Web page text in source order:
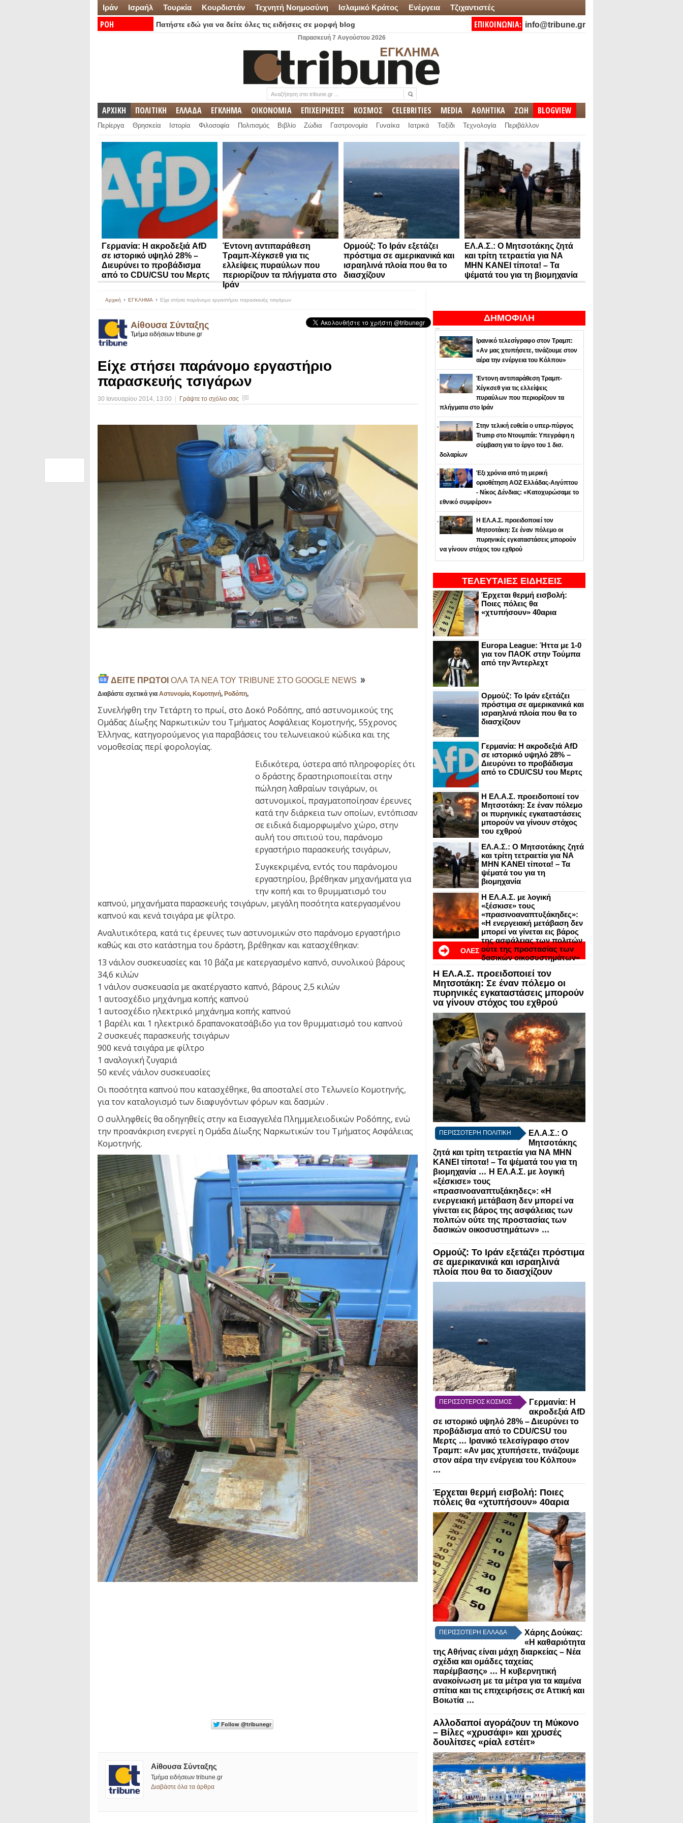
Ιράν Ισραήλ Τουρκία Κουρδιστάν Τεχνητή Νοημοσύνη Ισλαμικό Κράτος Ενέργεια Τζιχαντιστές
ΡΟΗ
Πατήστε εδώ για να δείτε όλες τις ειδήσεις σε μορφή blog ΕΠΙΚΟΙΝΩΝΙΑ: info@tribune.gr
Παρασκευή 7 Αυγούστου 2026
ΑΡΧΙΚΗ ΠΟΛΙΤΙΚΗ ΕΛΛΑΔΑ ΕΓΚΛΗΜΑ ΟΙΚΟΝΟΜΙΑ ΕΠΙΧΕΙΡΗΣΕΙΣ ΚΟΣΜΟΣ CELEBRITIES MEDIA ΑΘΛΗΤΙΚΑ ΖΩΗ BLOGVIEW
Περίεργα Θρησκεία Ιστορία Φιλοσοφία Πολιτισμός Βιβλίο Ζώδια Γαστρονομία Γυναίκα Ιατρικά Ταξίδι Τεχνολογία Περιβάλλον
Γερμανία: Η ακροδεξιά AfD
σε ιστορικό υψηλό 28% –
Διευρύνει το προβάδισμα
από το CDU/CSU του Μερτς
Έντονη αντιπαράθεση
Τραμπ-Χέγκσεθ για τις
ελλείψεις πυραύλων που
περιορίζουν τα πλήγματα στο
Ιράν
Ορμούζ: Το Ιράν εξετάζει
πρόστιμα σε αμερικανικά και
ισραηλινά πλοία που θα το
διασχίζουν
ΕΛ.Α.Σ.: Ο Μητσοτάκης ζητά
και τρίτη τετραετία για ΝΑ
ΜΗΝ ΚΑΝΕΙ τίποτα! – Τα
ψέματά του για τη βιομηχανία
ΔΗΜΟΦΙΛΗ
Ιρανικό τελεσίγραφο στον Τραμπ:
«Αν μας χτυπήσετε, τινάζουμε στον
αέρα την ενέργεια του Κόλπου»
Έντονη αντιπαράθεση Τραμπ-
Χέγκσεθ για τις ελλείψεις
πυραύλων που περιορίζουν τα
πλήγματα στο Ιράν
Στην τελική ευθεία ο υπερ-πύργος
Trump στο Ντουμπάι: Υπεγράφη η
σύμβαση για το έργο του 1 δισ.
δολαρίων
Έξι χρόνια από τη μερική
οριοθέτηση ΑΟΖ Ελλάδας-Αιγύπτου
- Νίκος Δένδιας: «Κατοχυρώσαμε το
εθνικό συμφέρον»
Η ΕΛ.Α.Σ. προειδοποιεί τον
Μητσοτάκη: Σε έναν πόλεμο οι
πυρηνικές εγκαταστάσεις μπορούν
να γίνουν στόχος του εχθρού
ΤΕΛΕΥΤΑΙΕΣ ΕΙΔΗΣΕΙΣ
Έρχεται θερμή εισβολή:
Ποιες πόλεις θα
«χτυπήσουν» 40αρια
Europa League: Ήττα με 1-0
για τον ΠΑΟΚ στην Τούμπα
από την Άντερλεχτ
Ορμούζ: Το Ιράν εξετάζει
πρόστιμα σε αμερικανικά και
ισραηλινά πλοία που θα το
διασχίζουν
Γερμανία: Η ακροδεξιά AfD
σε ιστορικό υψηλό 28% –
Διευρύνει το προβάδισμα
από το CDU/CSU του Μερτς
Η ΕΛ.Α.Σ. προειδοποιεί τον
Μητσοτάκη: Σε έναν πόλεμο
οι πυρηνικές εγκαταστάσεις
μπορούν να γίνουν στόχος
του εχθρού
ΕΛ.Α.Σ.: Ο Μητσοτάκης ζητά
και τρίτη τετραετία για ΝΑ
ΜΗΝ ΚΑΝΕΙ τίποτα! – Τα
ψέματά του για τη
βιομηχανία
Η ΕΛ.Α.Σ. με λογική
«ξέσκισε» τους
«πρασινοαναπτυξάκηδες»:
«Η ενεργειακή μετάβαση δεν
μπορεί να γίνεται εις βάρος
της ασφάλειας των πολιτών
ούτε της προστασίας των
δασικών οικοσυστημάτων»
ΟΛΕΣ
ΟΙ
ΕΙΔΗΣΕΙΣ ΣΕ BLOGVIEW
Η ΕΛ.Α.Σ. προειδοποιεί τον
Μητσοτάκη: Σε έναν πόλεμο οι
πυρηνικές εγκαταστάσεις μπορούν
να γίνουν στόχος του εχθρού
ΠΕΡΙΣΣΟΤΕΡΗ ΠΟΛΙΤΙΚΗ
ΕΛ.Α.Σ.: Ο
Μητσοτάκης
ζητά και τρίτη τετραετία για ΝΑ ΜΗΝ
ΚΑΝΕΙ τίποτα! – Τα ψέματά του για τη
βιομηχανία ... Η ΕΛ.Α.Σ. με λογική
«ξέσκισε» τους
«πρασινοαναπτυξάκηδες»: «Η
ενεργειακή μετάβαση δεν μπορεί να
γίνεται εις βάρος της ασφάλειας των
πολιτών ούτε της προστασίας των
δασικών οικοσυστημάτων» ...
Ορμούζ: Το Ιράν εξετάζει πρόστιμα
σε αμερικανικά και ισραηλινά
πλοία που θα το διασχίζουν
ΠΕΡΙΣΣΟΤΕΡΟΣ ΚΟΣΜΟΣ
Γερμανία: Η
ακροδεξιά AfD
σε ιστορικό υψηλό 28% – Διευρύνει το
προβάδισμα από το CDU/CSU του
Μερτς ...
Ιρανικό τελεσίγραφο στον
Τραμπ: «Αν μας χτυπήσετε, τινάζουμε
στον αέρα την ενέργεια του Κόλπου»
...
Έρχεται θερμή εισβολή: Ποιες
πόλεις θα «χτυπήσουν» 40αρια
ΠΕΡΙΣΣΟΤΕΡΗ ΕΛΛΑΔΑ
Χάρης Δούκας:
«Η καθαριότητα
της Αθήνας είναι μάχη διαρκείας – Νέα
σχέδια και ομάδες ταχείας
παρέμβασης» ... Η κυβερνητική
ανακοίνωση με τα μέτρα για τα καμένα
σπίτια και τις επιχειρήσεις σε Αττική και
Βοιωτία ...
Αλλοδαποί αγοράζουν τη Μύκονο
– Βίλες «χρυσάφι» και χρυσές
δουλίτσες «ρίαλ εστέιτ»
Αρχική ΕΓΚΛΗΜΑ Είχε στήσει παράνομο εργαστήριο παρασκευής τσιγάρων
Αίθουσα Σύνταξης
Τμήμα ειδήσεων tribune.gr
Είχε στήσει παράνομο εργαστήριο
παρασκευής τσιγάρων
30 Ιανουαρίου 2014, 13:00 Γράψτε το σχόλιο σας
ΔΕΙΤΕ ΠΡΩΤΟΙ ΟΛΑ ΤΑ ΝΕΑ ΤΟΥ TRIBUNE ΣΤΟ GOOGLE NEWS
Διαβάστε σχετικά για Αστυνομία, Κομοτηνή, Ροδόπη,
Συνελήφθη την Τετάρτη το πρωί, στο Δοκό Ροδόπης, από αστυνομικούς της
Ομάδας Δίωξης Ναρκωτικών του Τμήματος Ασφάλειας Κομοτηνής, 55χρονος
Έλληνας, κατηγορούμενος για παραβάσεις του τελωνειακού κώδικα και της
νομοθεσίας περί φορολογίας.
Ειδικότερα, ύστερα από πληροφορίες ότι
ο δράστης δραστηριοποιείται στην
πώληση λαθραίων τσιγάρων, οι
αστυνομικοί, πραγματοποίησαν έρευνες
κατά την διάρκεια των οποίων, εντόπισαν
σε ειδικά διαμορφωμένο χώρο, στην
αυλή του σπιτιού του, παράνομο
εργαστήριο παρασκευής τσιγάρων,
Συγκεκριμένα, εντός του παράνομου
εργαστηρίου, βρέθηκαν μηχανήματα για
την κοπή και το θρυμματισμό του
καπνού, μηχανήματα παρασκευής τσιγάρων, μεγάλη ποσότητα κατεργασμένου
καπνού και κενά τσιγάρα με φίλτρο.
Αναλυτικότερα, κατά τις έρευνες των αστυνομικών στο παράνομο εργαστήριο
καθώς και στο κατάστημα του δράστη, βρέθηκαν και κατασχέθηκαν:
13 νάιλον συσκευασίες και 10 βάζα με κατεργασμένο καπνό, συνολικού βάρους
34,6 κιλών
1 νάιλον συσκευασία με ακατέργαστο καπνό, βάρους 2,5 κιλών
1 αυτοσχέδιο μηχάνημα κοπής καπνού
1 αυτοσχέδιο ηλεκτρικό μηχάνημα κοπής καπνού
1 βαρέλι και 1 ηλεκτρικό δραπανοκατσάβιδο για τον θρυμματισμό του καπνού
2 συσκευές παρασκευής τσιγάρων
900 κενά τσιγάρα με φίλτρο
1 αναλογική ζυγαριά
50 κενές νάιλον συσκευασίες
Οι ποσότητα καπνού που κατασχέθηκε, θα αποσταλεί στο Τελωνείο Κομοτηνής,
για τον καταλογισμό των διαφυγόντων φόρων και δασμών .
Ο συλληφθείς θα οδηγηθείς στην κα Εισαγγελέα Πλημμελειοδικών Ροδόπης, ενώ
την προανάκριση ενεργεί η Ομάδα Δίωξης Ναρκωτικών του Τμήματος Ασφάλειας
Κομοτηνής.
Αίθουσα Σύνταξης
Τμήμα ειδήσεων tribune.gr
Διαβάστε όλα τα άρθρα